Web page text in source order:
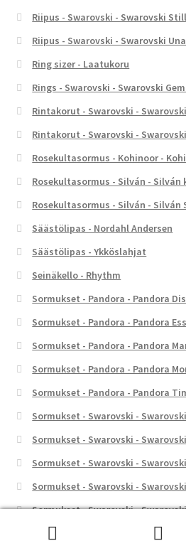
Riipus - Swarovski - Swarovski
Riipus - Swarovski - Swarovski Una
Ring sizer - Laatukoru
Rings - Swarovski - Swarovski
Rintakorut - Swarovski -
Rintakorut - Swarovski -
Rosekultasormus - Kohinoor -
Rosekultasormus - Silván -
Rosekultasormus - Silván - Silván
Säästölipas - Nordahl Andersen
Säästölipas - Ykköslahjat
Seinäkello - Rhythm
Sormukset - Pandora - Pandora
Sormukset - Pandora - Pandora
Sormukset - Pandora - Pandora
Sormukset - Pandora - Pandora
Sormukset - Pandora - Pandora
Sormukset - Swarovski -
Sormukset - Swarovski -
Sormukset - Swarovski -
Sormukset - Swarovski -
Sormukset - Swarovski -